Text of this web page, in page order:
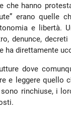
che hanno
erano quelle
e libertà.
denunce,
ha direttamente
dove
e leggere quello
rinchiuse, i